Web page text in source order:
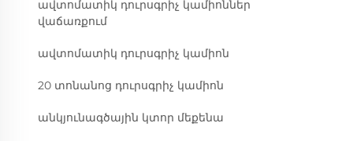
ավտոմատիկ դուրսգրիչ կամիոններ
վաճառքում
ավտոմատիկ դուրսգրիչ կամիոն
20 տոնանոց դուրսգրիչ կամիոն
անկյունագծային կտոր մեքենա